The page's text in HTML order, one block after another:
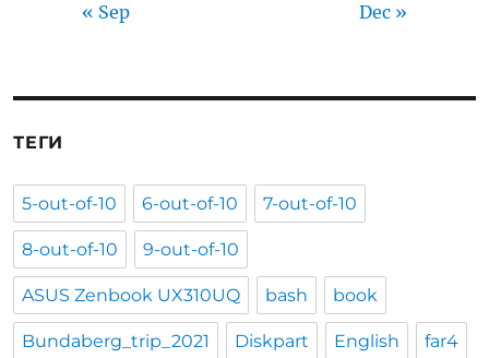
« Sep Dec »
ТЕГИ
5-out-of-10 6-out-of-10 7-out-of-10
8-out-of-10 9-out-of-10
ASUS Zenbook UX310UQ bash book
Bundaberg_trip_2021 Diskpart English far4